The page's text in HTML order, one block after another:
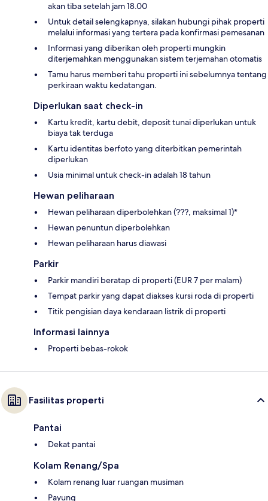
akan tiba setelah jam 18.00
Untuk detail selengkapnya, silakan hubungi pihak properti
melalui informasi yang tertera pada konfirmasi pemesanan
Informasi yang diberikan oleh properti mungkin
diterjemahkan menggunakan sistem terjemahan otomatis
Tamu harus memberi tahu properti ini sebelumnya tentang
perkiraan waktu kedatangan.
Diperlukan saat check-in
Kartu kredit, kartu debit, deposit tunai diperlukan untuk
biaya tak terduga
Kartu identitas berfoto yang diterbitkan pemerintah
diperlukan
Usia minimal untuk check-in adalah 18 tahun
Hewan peliharaan
Hewan peliharaan diperbolehkan (???, maksimal 1)*
Hewan penuntun diperbolehkan
Hewan peliharaan harus diawasi
Parkir
Parkir mandiri beratap di properti (EUR 7 per malam)
Tempat parkir yang dapat diakses kursi roda di properti
Titik pengisian daya kendaraan listrik di properti
Informasi lainnya
Properti bebas-rokok
Fasilitas properti
Pantai
Dekat pantai
Kolam Renang/Spa
Kolam renang luar ruangan musiman
Payung